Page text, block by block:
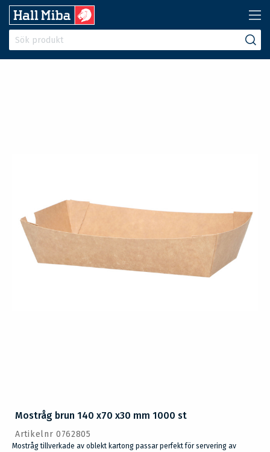
Mostråg brun 140 x70 x30 mm 1000 st
Artikelnr 0762805
Mostråg tillverkade av oblekt kartong passar perfekt för servering av